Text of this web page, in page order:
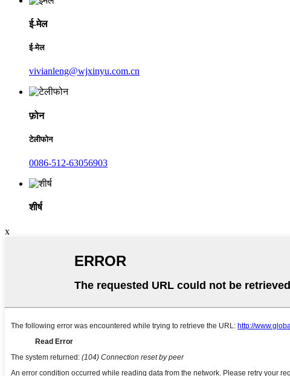
ई-मेल
ई-मेल
vivianleng@wjxinyu.com.cn
फ़ोन
टेलीफोन
0086-512-63056903
शीर्ष
x